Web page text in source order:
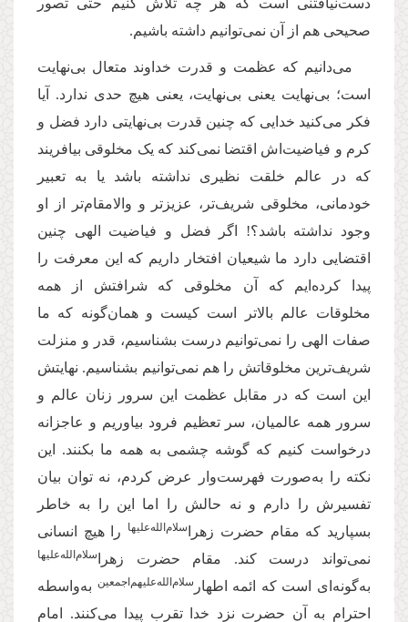
دست‌نیافتنی است که هر چه تلاش کنیم حتی تصور
صحیحی هم از آن نمی‌توانیم داشته باشیم.
می‌دانیم که عظمت و قدرت خداوند متعال بی‌نهایت
است؛ بی‌نهایت یعنی بی‌نهایت، یعنی هیچ حدی ندارد. آیا
فکر می‌کنید خدایی که چنین قدرت بی‌نهایتی دارد فضل و
کرم و فیاضیت‌اش اقتضا نمی‌کند که یک مخلوقی بیافریند
که در عالم خلقت نظیری نداشته باشد یا به تعبیر
خودمانی، مخلوقی شریف‌تر، عزیزتر و والامقام‌تر از او
وجود نداشته باشد؟! اگر فضل و فیاضیت الهی چنین
اقتضایی دارد ما شیعیان افتخار داریم که این معرفت را
پیدا کرده‌ایم که آن مخلوقی که شرافتش از همه
مخلوقات عالم بالاتر است کیست و همان‌گونه که ما
صفات الهی را نمی‌توانیم درست بشناسیم، قدر و منزلت
شریف‌ترین مخلوقاتش را هم نمی‌توانیم بشناسیم. نهایتش
این است که در مقابل عظمت این سرور زنان عالم و
سرور همه عالمیان، سر تعظیم فرود بیاوریم و عاجزانه
درخواست کنیم که گوشه چشمی به همه ما بکنند. این
نکته را به‌صورت فهرست‌وار عرض کردم، نه توان بیان
تفسیرش را دارم و نه حالش را اما این را به خاطر
بسپارید که مقام حضرت زهرا
‌سلام‌‌الله‌‌علیها
را هیچ انسانی
نمی‌تواند درست کند. مقام حضرت زهرا
‌سلام‌‌الله‌‌علیها
به‌گونه‌ای است که ائمه اطهار‌ سلام‌‌الله‌‌علیهم‌‌اجمعین به‌واسطه
احترام به آن حضرت نزد خدا تقرب پیدا می‌کنند. امام